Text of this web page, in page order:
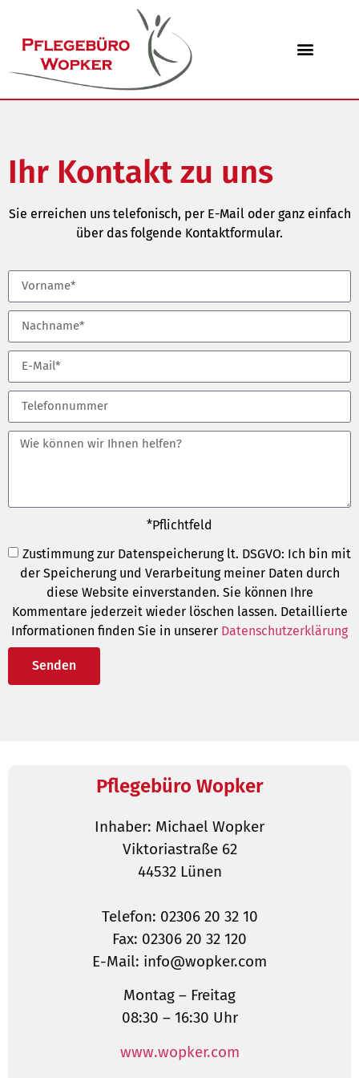
Ihr Kontakt zu uns
Sie erreichen uns telefonisch, per E-Mail oder ganz einfach
über das folgende Kontaktformular.
*Pflichtfeld
Zustimmung zur Datenspeicherung lt. DSGVO: Ich bin mit
der Speicherung und Verarbeitung meiner Daten durch
diese Website einverstanden. Sie können Ihre
Kommentare jederzeit wieder löschen lassen. Detaillierte
Informationen finden Sie in unserer Datenschutzerklärung
Senden
Pflegebüro Wopker
Inhaber: Michael Wopker
Viktoriastraße 62
44532 Lünen
Telefon: 02306 20 32 10
Fax: 02306 20 32 120
E-Mail: info@wopker.com
Montag – Freitag
08:30 – 16:30 Uhr
www.wopker.com